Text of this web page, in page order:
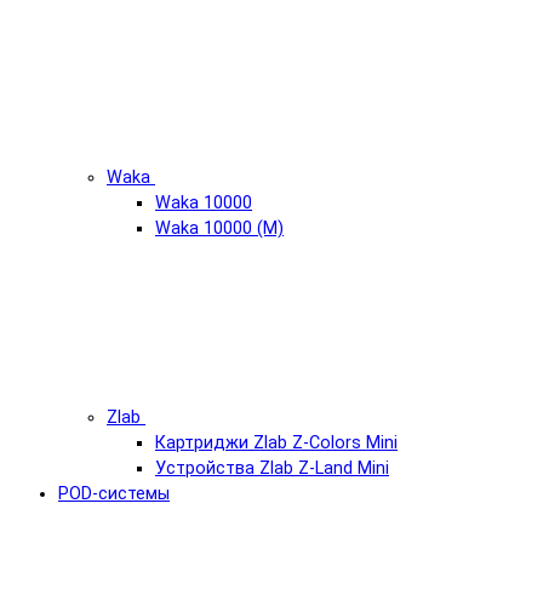
Waka
Waka 10000
Waka 10000 (М)
Zlab
Картриджи Zlab Z-Colors Mini
Устройства Zlab Z-Land Mini
POD-системы